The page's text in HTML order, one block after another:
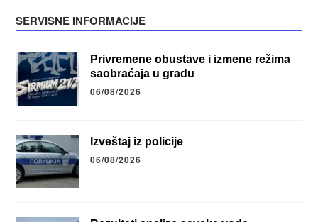
SERVISNE INFORMACIJE
Privremene obustave i izmene režima
saobraćaja u gradu
06/08/2026
Izveštaj iz policije
06/08/2026